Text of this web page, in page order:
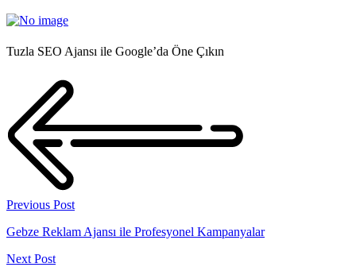
Tuzla SEO Ajansı ile Google’da Öne Çıkın
Previous Post
Gebze Reklam Ajansı ile Profesyonel Kampanyalar
Next Post